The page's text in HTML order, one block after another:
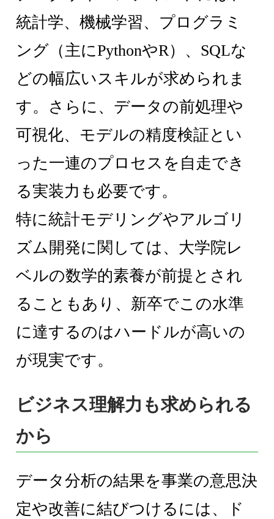
統計学、機械学習、プログラミ
ング（主にPythonやR）、SQLな
どの幅広いスキルが求められま
す。さらに、データの前処理や
可視化、モデルの精度検証とい
った一連のプロセスを自走でき
る実装力も必要です。
特に統計モデリングやアルゴリ
ズム開発に関しては、大学院レ
ベルの数学的素養が前提とされ
ることもあり、新卒でこの水準
に達するのはハードルが高いの
が現実です。
ビジネス理解力も求められる
から
データ分析の結果を事業の意思決
定や改善に結びつけるには、ド